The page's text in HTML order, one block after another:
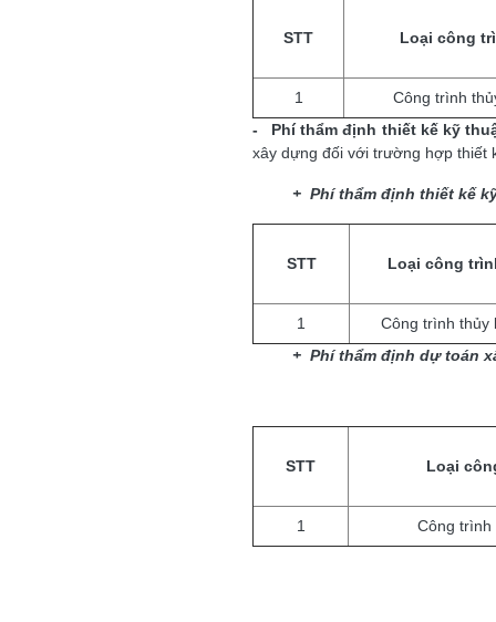
STT Loại công
1
Công trình
- Phí thẩm định thiết kế kỹ
xây dựng đối với trường hợp thiết
+ Phí thẩm định thiết kế
STT Loại công
1
Công trình thủy
+ Phí thẩm định dự toán
STT Loại
1 Công trình